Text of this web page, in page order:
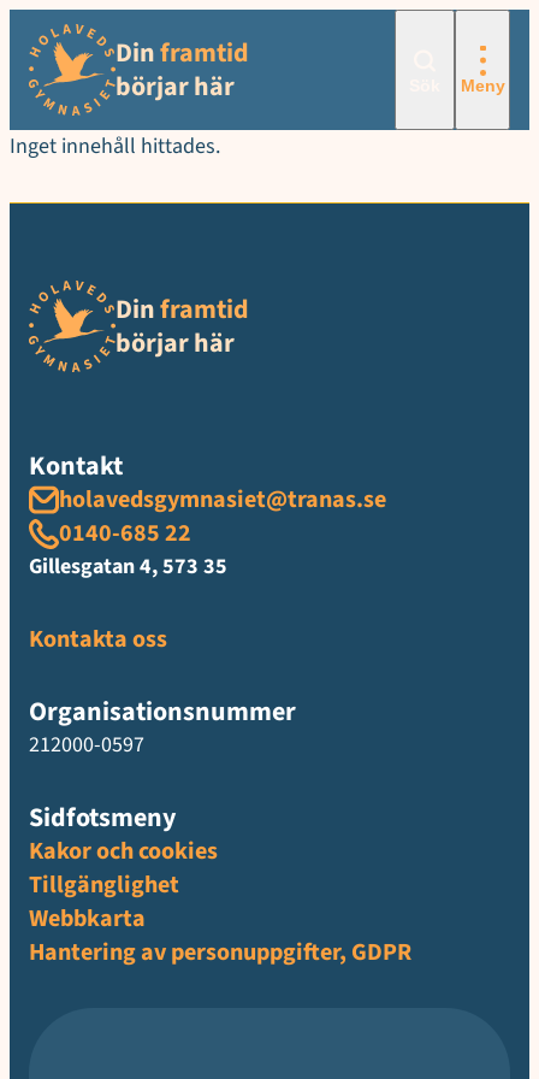
innehåll
Dinframtid
börjar här
Meny
Inget innehåll hittades.
Dinframtid
börjar här
Kontakt
holavedsgymnasiet@tranas.se
0140-685 22
Gillesgatan 4, 573 35
Kontakta oss
Organisationsnummer
212000-0597
Sidfotsmeny
Kakor och cookies
Tillgänglighet
Webbkarta
Hantering av personuppgifter, GDPR